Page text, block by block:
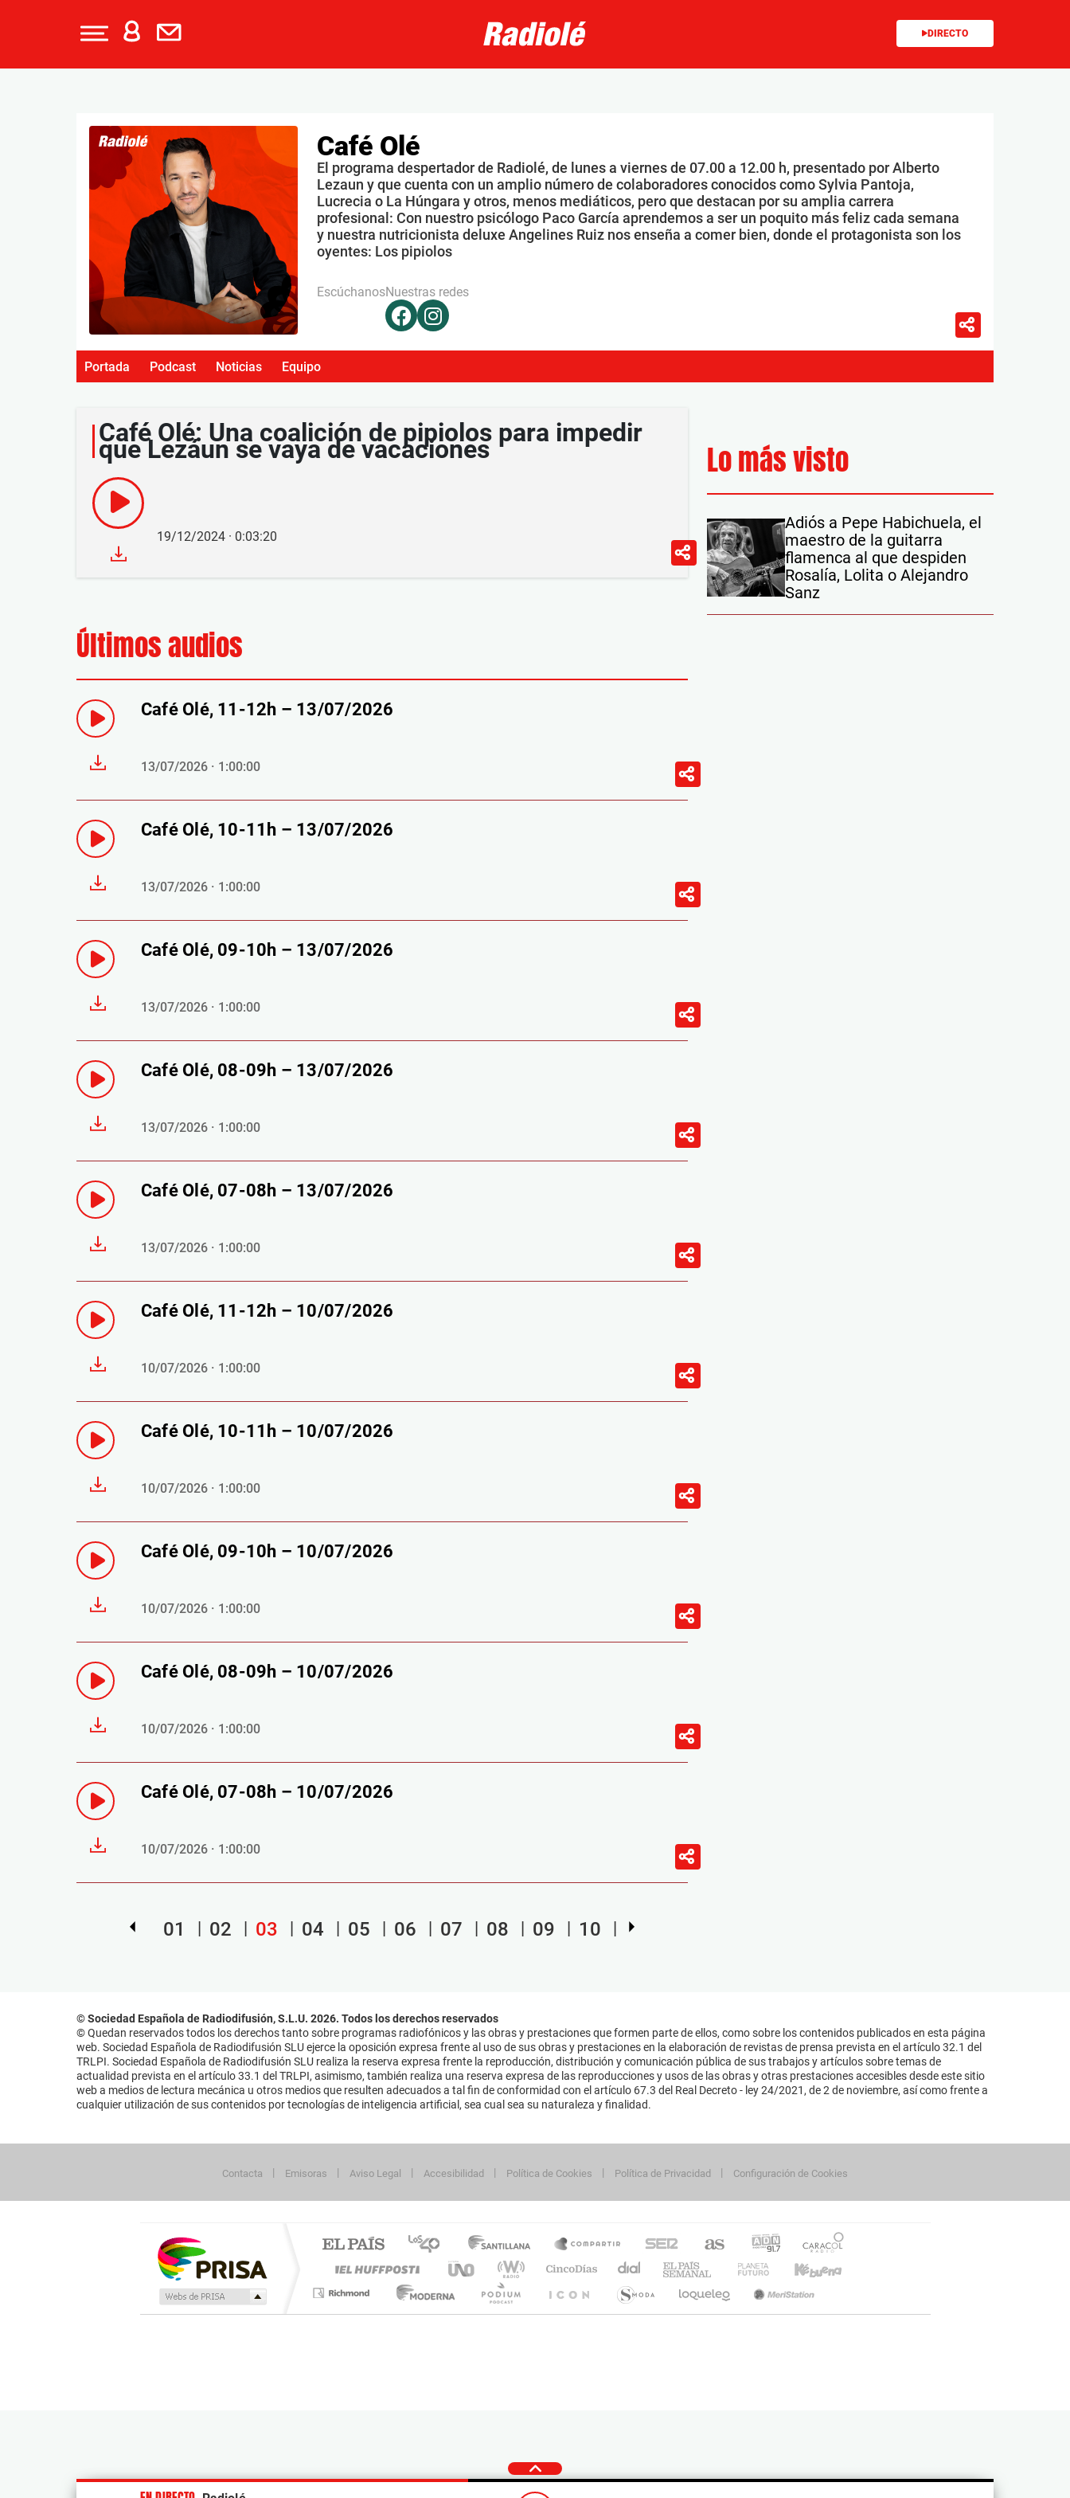
DIRECTO
Café Olé
El programa despertador de Radiolé, de lunes a viernes de 07.00 a 12.00 h, presentado por Alberto
Lezaun y que cuenta con un amplio número de colaboradores conocidos como Sylvia Pantoja,
Lucrecia o La Húngara y otros, menos mediáticos, pero que destacan por su amplia carrera
profesional: Con nuestro psicólogo Paco García aprendemos a ser un poquito más feliz cada semana
y nuestra nutricionista deluxe Angelines Ruiz nos enseña a comer bien, donde el protagonista son los
oyentes: Los pipiolos
EscúchanosNuestras redes
Portada Podcast Noticias Equipo
Café Olé: Una coalición de pipiolos para impedir
que Lezáun se vaya de vacaciones
19/12/2024 · 0:03:20
Últimos audios
Café Olé, 11-12h – 13/07/2026
13/07/2026 · 1:00:00
Café Olé, 10-11h – 13/07/2026
13/07/2026 · 1:00:00
Café Olé, 09-10h – 13/07/2026
13/07/2026 · 1:00:00
Café Olé, 08-09h – 13/07/2026
13/07/2026 · 1:00:00
Café Olé, 07-08h – 13/07/2026
13/07/2026 · 1:00:00
Café Olé, 11-12h – 10/07/2026
10/07/2026 · 1:00:00
Café Olé, 10-11h – 10/07/2026
10/07/2026 · 1:00:00
Café Olé, 09-10h – 10/07/2026
10/07/2026 · 1:00:00
Café Olé, 08-09h – 10/07/2026
10/07/2026 · 1:00:00
Café Olé, 07-08h – 10/07/2026
10/07/2026 · 1:00:00
01 02 03 04 05 06 07 08 09 10
Lo más visto
Adiós a Pepe Habichuela, el
maestro de la guitarra
flamenca al que despiden
Rosalía, Lolita o Alejandro
Sanz
© Sociedad Española de Radiodifusión, S.L.U. 2026. Todos los derechos reservados
© Quedan reservados todos los derechos tanto sobre programas radiofónicos y las obras y prestaciones que formen parte de ellos, como sobre los contenidos publicados en esta página
web. Sociedad Española de Radiodifusión SLU ejerce la oposición expresa frente al uso de sus obras y prestaciones en la elaboración de revistas de prensa prevista en el artículo 32.1 del
TRLPI. Sociedad Española de Radiodifusión SLU realiza la reserva expresa frente la reproducción, distribución y comunicación pública de sus trabajos y artículos sobre temas de
actualidad prevista en el artículo 33.1 del TRLPI, asimismo, también realiza una reserva expresa de las reproducciones y usos de las obras y otras prestaciones accesibles desde este sitio
web a medios de lectura mecánica u otros medios que resulten adecuados a tal fin de conformidad con el artículo 67.3 del Real Decreto - ley 24/2021, de 2 de noviembre, así como frente a
cualquier utilización de sus contenidos por tecnologías de inteligencia artificial, sea cual sea su naturaleza y finalidad.
Contacta Emisoras Aviso Legal Accesibilidad Política de Cookies Política de Privacidad Configuración de Cookies